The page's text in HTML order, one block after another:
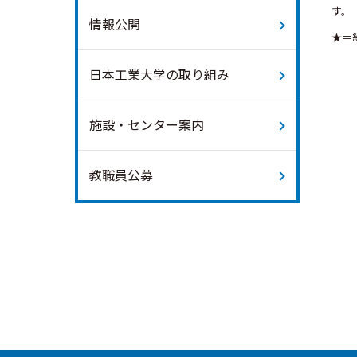
す。
★＝
情報公開
日本工業大学の取り組み
施設・センター案内
教職員公募